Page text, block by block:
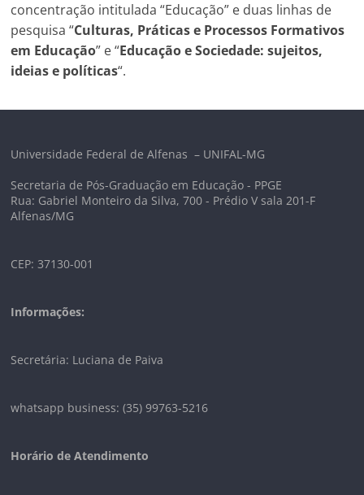
concentração intitulada “Educação” e duas linhas de
pesquisa “Culturas, Práticas e Processos Formativos
em Educação” e “Educação e Sociedade: sujeitos,
ideias e políticas“.
Universidade Federal de Alfenas – UNIFAL-MG
Secretaria de Pós-Graduação em Educação - PPGE
Rua: Gabriel Monteiro da Silva, 700 - Prédio V sala 201-F
Alfenas/MG
CEP: 37130-001
Informações:
Secretária: Luciana de Paiva
whatsapp business: (35) 99763-5216
Horário de Atendimento